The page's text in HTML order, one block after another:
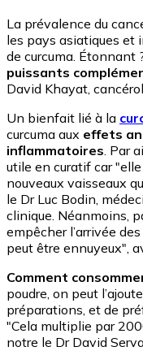
La prévalence du
les pays asiatiques et
de curcuma. Étonnant
puissants
David Khayat,
Un bienfait lié à la
curcuma aux effets
inflammatoires . Par
utile en curatif car
nouveaux vaisseaux
le Dr Luc Bodin,
clinique. Néanmoins,
empêcher l’arrivée
peut être ennuyeux",
Comment
poudre, on peut
préparations, et de
"Cela multiplie par
notre le Dr David